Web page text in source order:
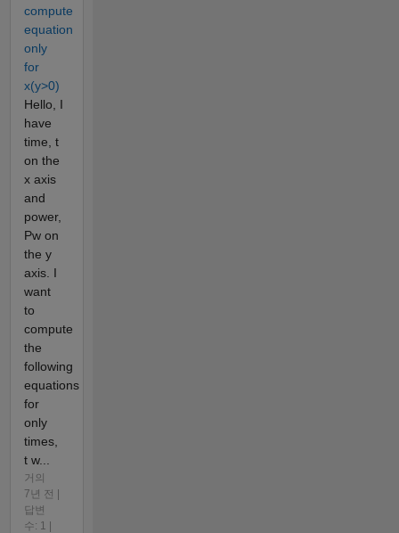
compute
equation
only
for
x(y>0)
Hello, I
have
time, t
on the
x axis
and
power,
Pw on
the y
axis. I
want
to
compute
the
following
equations
for
only
times,
t w...
거의
7년 전 |
답변
수: 1 |